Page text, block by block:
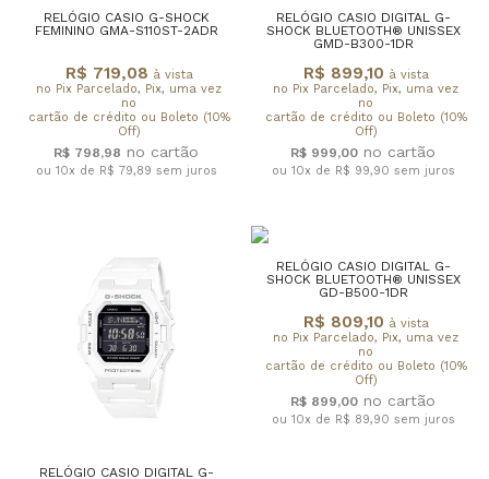
RELÓGIO CASIO G-SHOCK
FEMININO GMA-S110ST-2ADR
R$ 719,08 à vista
no Pix Parcelado, Pix, uma vez
no
cartão de crédito ou Boleto (10%
Off)
R$ 798,98
ou 10x de R$ 79,89 sem juros
RELÓGIO CASIO DIGITAL G-
SHOCK BLUETOOTH® UNISSEX
GMD-B300-1DR
R$ 899,10 à vista
no Pix Parcelado, Pix, uma vez
no
cartão de crédito ou Boleto (10%
Off)
R$ 999,00
ou 10x de R$ 99,90 sem juros
RELÓGIO CASIO DIGITAL G-
RELÓGIO CASIO DIGITAL G-
SHOCK BLUETOOTH® UNISSEX
GD-B500-1DR
R$ 809,10 à vista
no Pix Parcelado, Pix, uma vez
no
cartão de crédito ou Boleto (10%
Off)
R$ 899,00
ou 10x de R$ 89,90 sem juros